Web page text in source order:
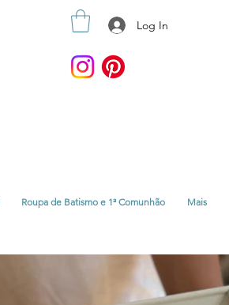
Log In
Roupa de Batismo e 1ª Comunhão Mais